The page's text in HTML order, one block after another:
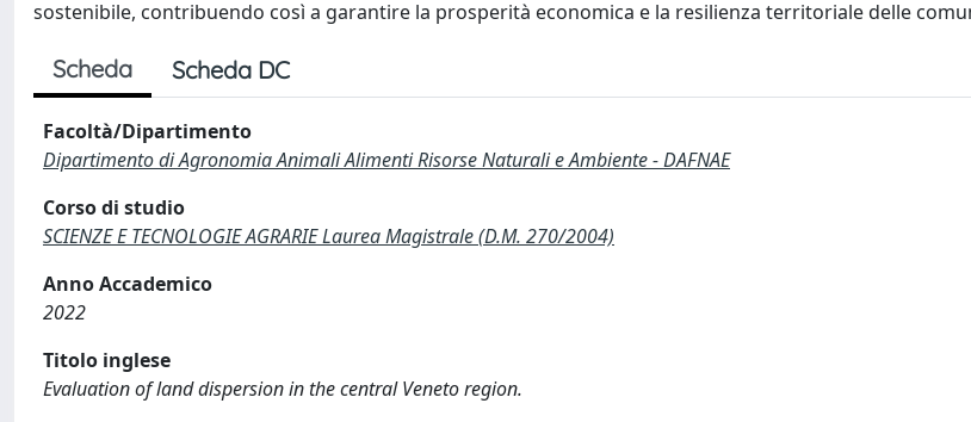
sostenibile, contribuendo così a garantire la prosperità economica e la resilienza territoriale delle
Scheda Scheda DC
Facoltà/Dipartimento
Dipartimento di Agronomia Animali Alimenti Risorse Naturali e Ambiente - DAFNAE
Corso di studio
SCIENZE E TECNOLOGIE AGRARIE Laurea Magistrale (D.M. 270/2004)
Anno Accademico
2022
Titolo inglese
Evaluation of land dispersion in the central Veneto region.